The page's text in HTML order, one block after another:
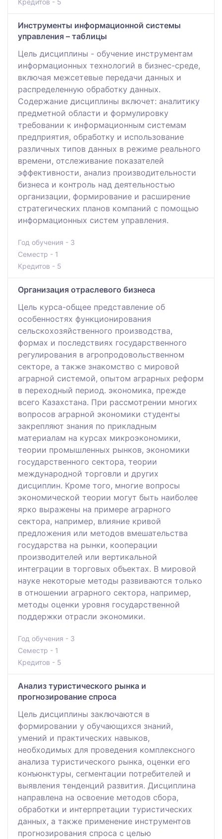
Инструменты информационной системы
управления – таблицы
Цель дисциплины - обучение инструментам
информационных технологий в бизнес-среде,
включая межсетевые передачи данных и
распределенную обработку данных.
Содержание дисциплины включет: аналитику
предметной области и формулировку
требовании к информационным системам
предприятия, обработку и использование
различных типов данных в режиме реального
времени, отслеживание показателей
эффективности, анализ производительности
бизнеса и контроль над деятельностью
организации, формирование и расширение
стратегических планов компаний с помощью
информационных систем управления.
Год обучения - 3
Семестр - 1
Кредитов - 5
Организация отраслевого бизнеса
Цель курса-общее представление об
особенностях функционирования
сельскохозяйственного производства,
формах и последствиях государственного
регулирования в агропродовольственном
секторе, а также знакомство с мировой
аграрной системой, опытом аграрных реформ
в переходный период. экономика, прежде
всего Казахстана. При рассмотрении многих
вопросов аграрной экономики студенты
закрепляют знания по прикладным
материалам на курсах микроэкономики,
теории промышленных рынков, экономики
государственного сектора, теории
международной торговли и других
дисциплин. Кроме того, многие вопросы
экономической теории могут быть наиболее
ярко выражены на примере аграрного
сектора, например, влияние кривой
предложения или методов вмешательства
государства на рынки, кооперации
производителей или вертикальной
интеграции в торговых объектах. В мировой
науке некоторые методы развиваются только
в отношении аграрного сектора, например,
методы оценки уровня государственной
поддержки отрасли экономики.
Год обучения - 3
Семестр - 1
Кредитов - 5
Анализ туристического рынка и
прогнозирование спроса
Цель дисциплины заключаются в
формировании у обучающихся знаний,
умений и практических навыков,
необходимых для проведения комплексного
анализа туристического рынка, оценки его
конъюнктуры, сегментации потребителей и
выявления тенденций развития. Дисциплина
направлена на освоение методов сбора,
обработки и интерпретации туристических
данных, а также применение инструментов
прогнозирования спроса с целью